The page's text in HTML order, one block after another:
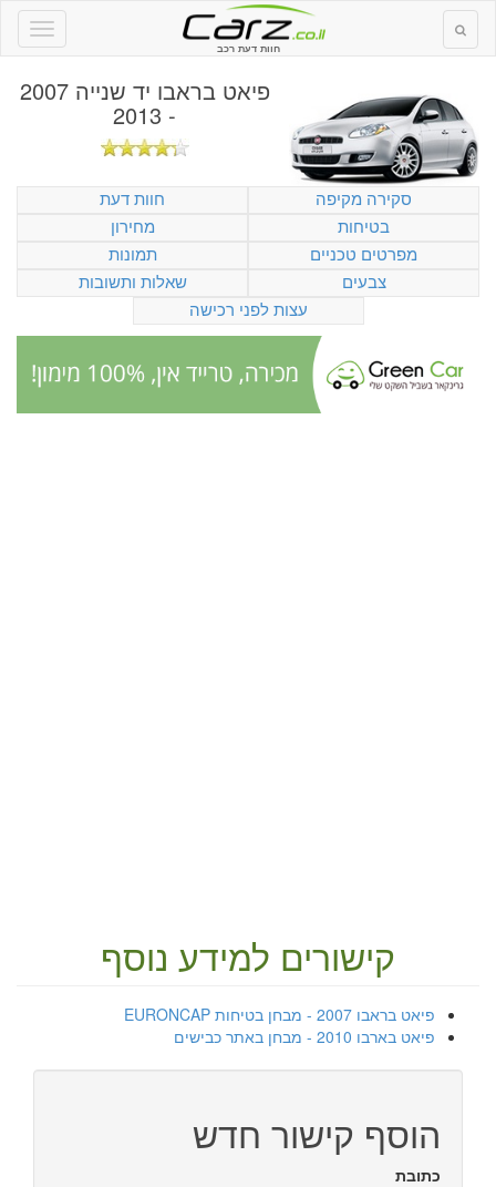
חוות דעת רכב
פיאט בראבו יד שנייה 2007
- 2013
סקירה מקיפה
חוות דעת
בטיחות
מחירון
מפרטים טכניים
תמונות
צבעים
שאלות ותשובות
עצות לפני רכישה
קישורים למידע נוסף
פיאט בראבו 2007 - מבחן בטיחות EURONCAP
פיאט בארבו 2010 - מבחן באתר כבישים
הוסף קישור חדש
כתובת